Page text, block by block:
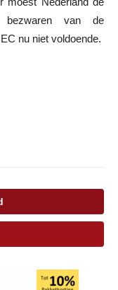
bezwaren van de
nu niet voldoende.